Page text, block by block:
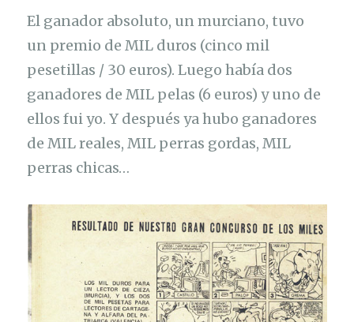
El ganador absoluto, un murciano, tuvo
un premio de MIL duros (cinco mil
pesetillas / 30 euros). Luego había dos
ganadores de MIL pelas (6 euros) y uno de
ellos fui yo. Y después ya hubo ganadores
de MIL reales, MIL perras gordas, MIL
perras chicas…